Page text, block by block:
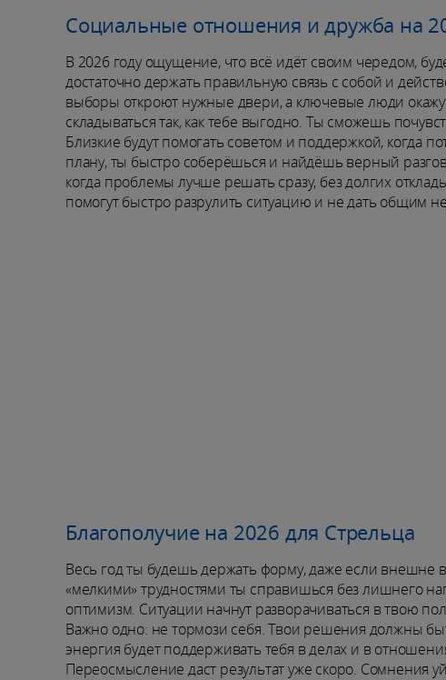
Социальные отношения и дружба на
В 2026 году ощущение, что всё идёт своим чередом,
достаточно держать правильную связь с собой и
выборы откроют нужные двери, а ключевые люди
складываться так, как тебе выгодно. Ты сможешь
Близкие будут помогать советом и поддержкой, когда
плану, ты быстро соберёшься и найдёшь верный
когда проблемы лучше решать сразу, без долгих
помогут быстро разрулить ситуацию и не дать общим
Благополучие на 2026 для Стрельца
Весь год ты будешь держать форму, даже если внешне
«мелкими» трудностями ты справишься без лишнего
оптимизм. Ситуации начнут разворачиваться в твою
Важно одно: не тормози себя. Твои решения должны
энергия будет поддерживать тебя в делах и в
Переосмысление даст результат уже скоро. Сомнения